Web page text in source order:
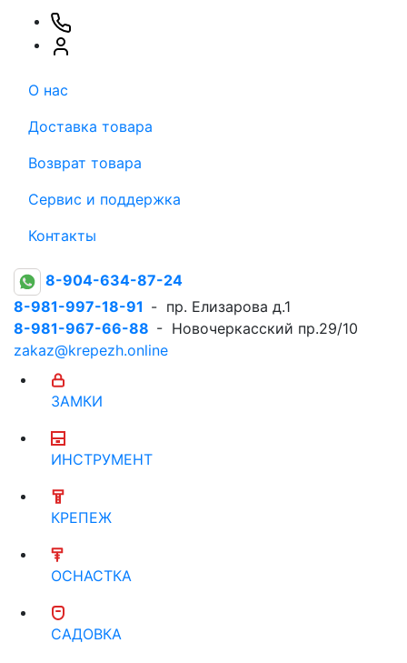
О нас
Доставка товара
Возврат товара
Сервис и поддержка
Контакты
8-904-634-87-24
8-981-997-18-91 - пр. Елизарова д.1
8-981-967-66-88 - Новочеркасский пр.29/10
zakaz@krepezh.online
ЗАМКИ
ИНСТРУМЕНТ
КРЕПЕЖ
ОСНАСТКА
САДОВКА